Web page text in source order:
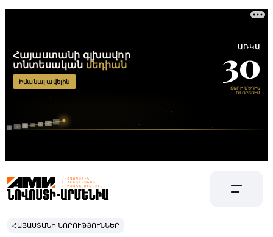
ՀԱՅԱՍՏԱՆԻ ՆՈՐՈՒԹՅՈՒՆՆԵՐ